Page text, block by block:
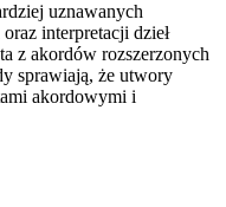
uznawanych
interpretacji dzieł
z akordów rozszerzonych
sprawiają, że utwory
akordowymi i